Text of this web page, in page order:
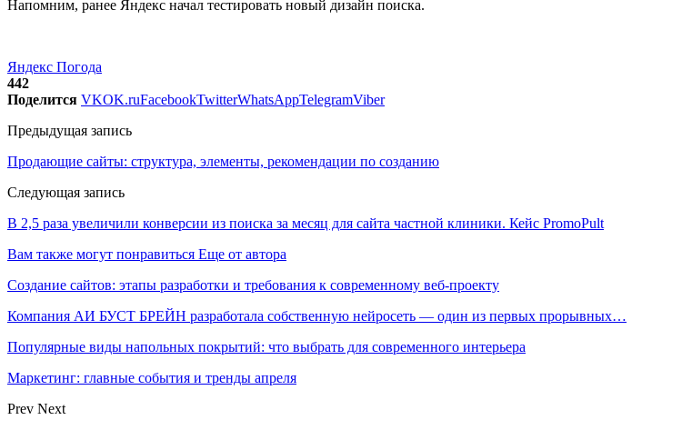
Напомним, ранее Яндекс начал тестировать новый дизайн поиска.
Яндекс Погода
442
Поделится VKOK.ruFacebookTwitterWhatsAppTelegramViber
Предыдущая запись
Продающие сайты: структура, элементы, рекомендации по созданию
Следующая запись
В 2,5 раза увеличили конверсии из поиска за месяц для сайта частной клиники. Кейс PromoPult
Вам также могут понравиться Еще от автора
Создание сайтов: этапы разработки и требования к современному веб-проекту
Компания АИ БУСТ БРЕЙН разработала собственную нейросеть — один из первых прорывных…
Популярные виды напольных покрытий: что выбрать для современного интерьера
Маркетинг: главные события и тренды апреля
Prev Next